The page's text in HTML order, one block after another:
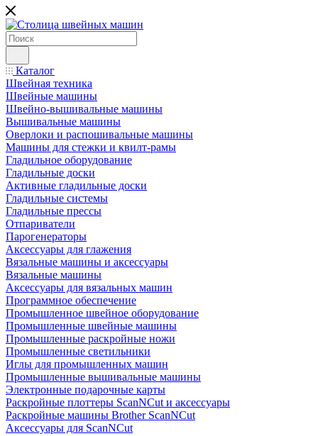
Каталог
Швейная техника
Швейные машины
Швейно-вышивальные машины
Вышивальные машины
Оверлоки и распошивальные машины
Машины для стежки и квилт-рамы
Гладильное оборудование
Гладильные доски
Активные гладильные доски
Гладильные системы
Гладильные прессы
Отпариватели
Парогенераторы
Аксессуары для глажения
Вязальные машины и аксессуары
Вязальные машины
Аксессуары для вязальных машин
Программное обеспечение
Промышленное швейное оборудование
Промышленные швейные машины
Промышленные раскройные ножи
Промышленные светильники
Иглы для промышленных машин
Промышленные вышивальные машины
Электронные подарочные карты
Раскройные плоттеры ScanNCut и аксессуары
Раскройные машины Brother ScanNCut
Аксессуары для ScanNCut